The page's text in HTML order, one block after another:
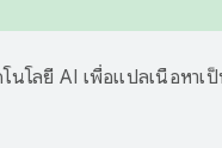
นโลยี AI เพื่อแปลเนื้อหาเ